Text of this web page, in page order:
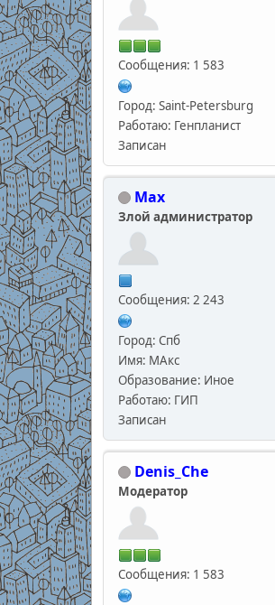
Сообщения: 1 583
Город: Saint-Petersburg
Работаю: Генпланист
Записан
Max
Злой администратор
Сообщения: 2 243
Город: Спб
Имя: МАкс
Образование: Иное
Работаю: ГИП
Записан
Denis_Che
Модератор
Сообщения: 1 583